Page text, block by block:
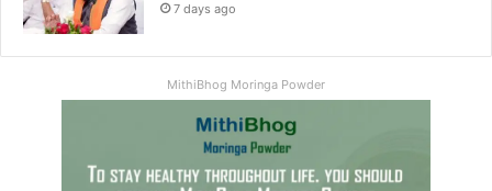
7 days ago
MithiBhog Moringa Powder